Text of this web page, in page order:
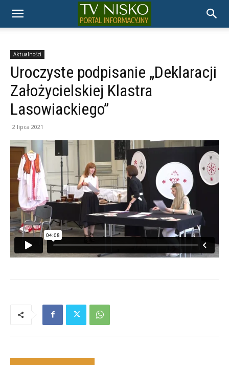
TELEWIZJA
NISKO
Aktualności
Uroczyste podpisanie „Deklaracji
Założycielskiej Klastra
Lasowiackiego”
2 lipca 2021